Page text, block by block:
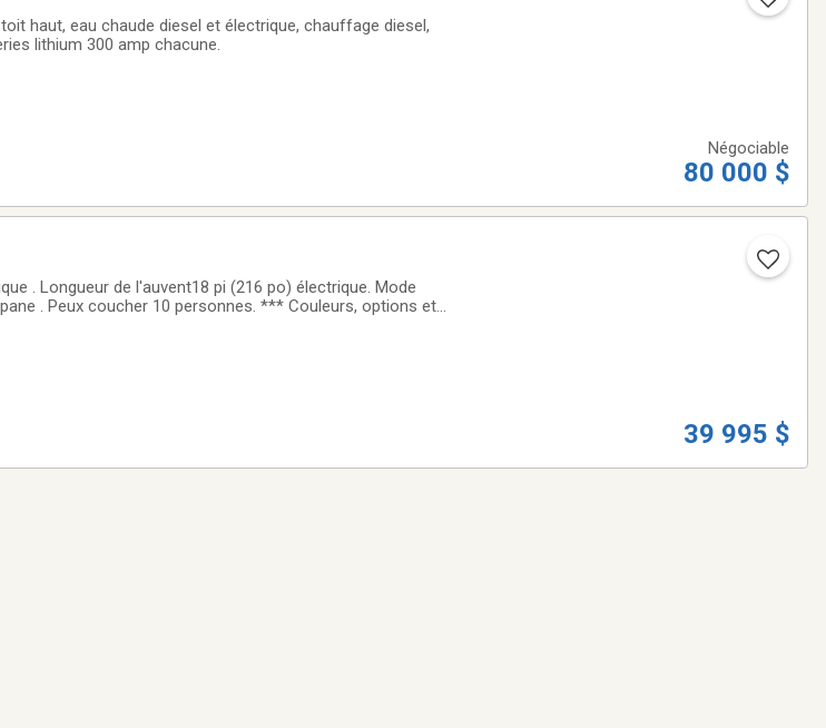
haut, eau chaude diesel et électrique, chauffage diesel,
lithium 300 amp chacune.
Négociable
80 000 $
. Longueur de l'auvent18 pi (216 po) électrique. Mode
10 personnes. *** Couleurs, options et
39 995 $